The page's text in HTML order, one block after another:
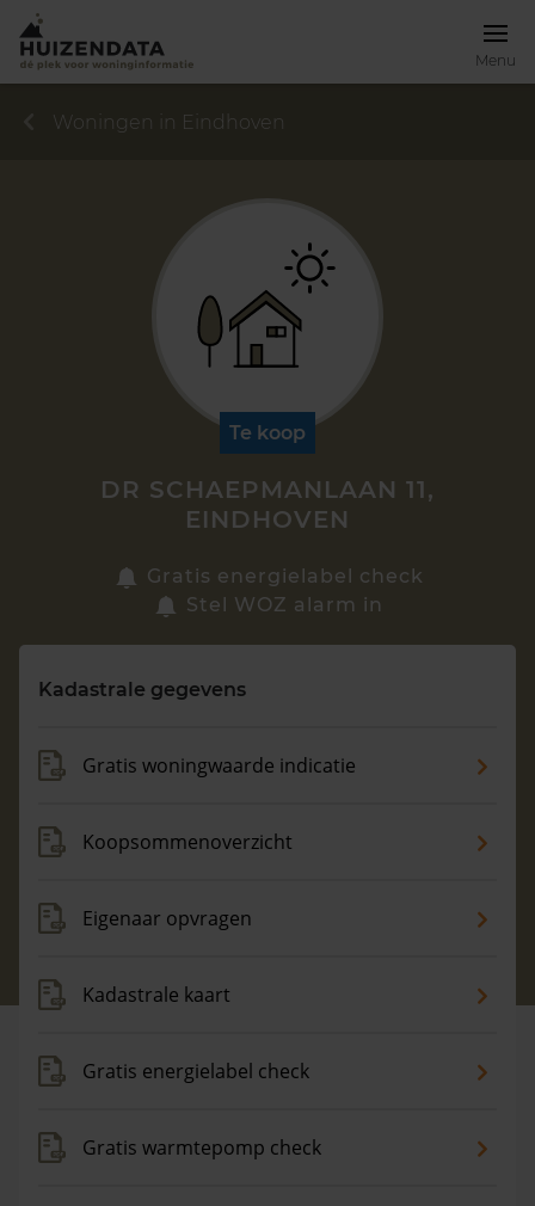
Menu
Vragen? Neem contact met ons op
088 220 4200
Woningen in Eindhoven
Te koop
DR SCHAEPMANLAAN 11,
EINDHOVEN
Gratis energielabel check
Stel WOZ alarm in
Kadastrale gegevens
Gratis woningwaarde indicatie
Koopsommenoverzicht
Eigenaar opvragen
Kadastrale kaart
Gratis energielabel check
Gratis warmtepomp check